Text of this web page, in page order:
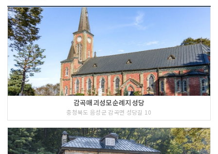
감곡매괴성모순례지성당
충청북도 음성군 감곡면 성당길 10